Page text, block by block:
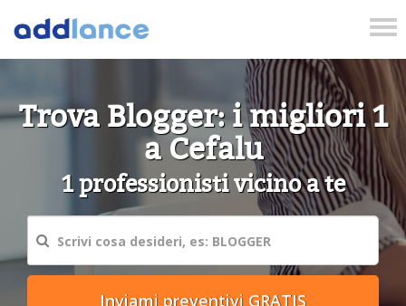
Trova Blogger: i migliori 1
a Cefalu
1 professionisti vicino a te